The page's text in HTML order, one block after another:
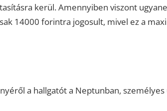
kerül. Amennyiben viszont
14000 forintra jogosult, mivel ez a
a hallgatót a Neptunban,